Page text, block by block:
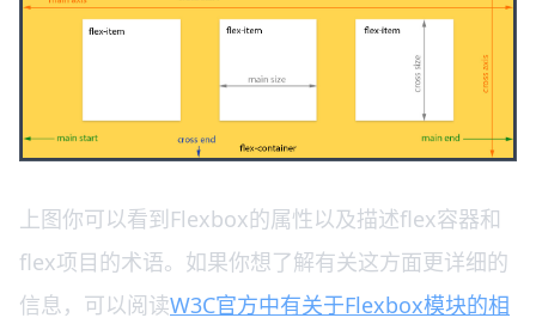
上图你可以看到Flexbox的属性以及描述flex容器和
flex项目的术语。如果你想了解有关这方面更详细的
信息，可以阅读W3C官方中有关于Flexbox模块的相